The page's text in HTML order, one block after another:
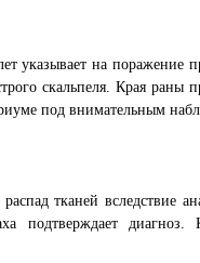
указывает на поражение
скальпеля. Края
под внимательным
тканей вследствие
подтверждает